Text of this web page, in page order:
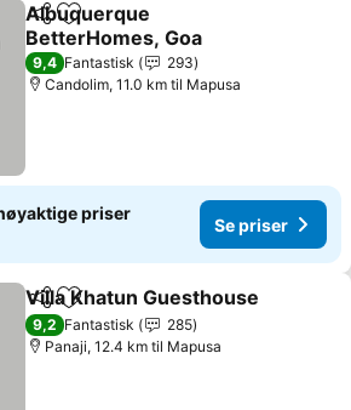
Del Legg til i favoritter
Albuquerque
BetterHomes, Goa
Se priser
9,4 Fantastisk
293
Candolim, 11.0 km til Mapusa
priser
Se priser
Del Legg til i favoritter
Villa Khatun Guesthouse
9,2 Fantastisk
285
Panaji, 12.4 km til Mapusa